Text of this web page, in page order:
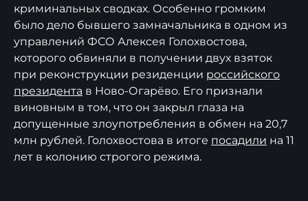
криминальных сводках. Особенно громким
было дело бывшего замначальника в одном из
управлений ФСО Алексея Голохвостова,
которого обвиняли в получении двух взяток
при реконструкции резиденции российского
президента в Ново-Огарёво. Его признали
виновным в том, что он закрыл глаза на
допущенные злоупотребления в обмен на 20,7
млн рублей. Голохвостова в итоге посадили на 11
лет в колонию строгого режима.